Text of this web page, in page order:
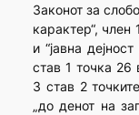
Законот за
карактер“, член
и “јавна
став 1 точка 26
3 став 2
„до денот на